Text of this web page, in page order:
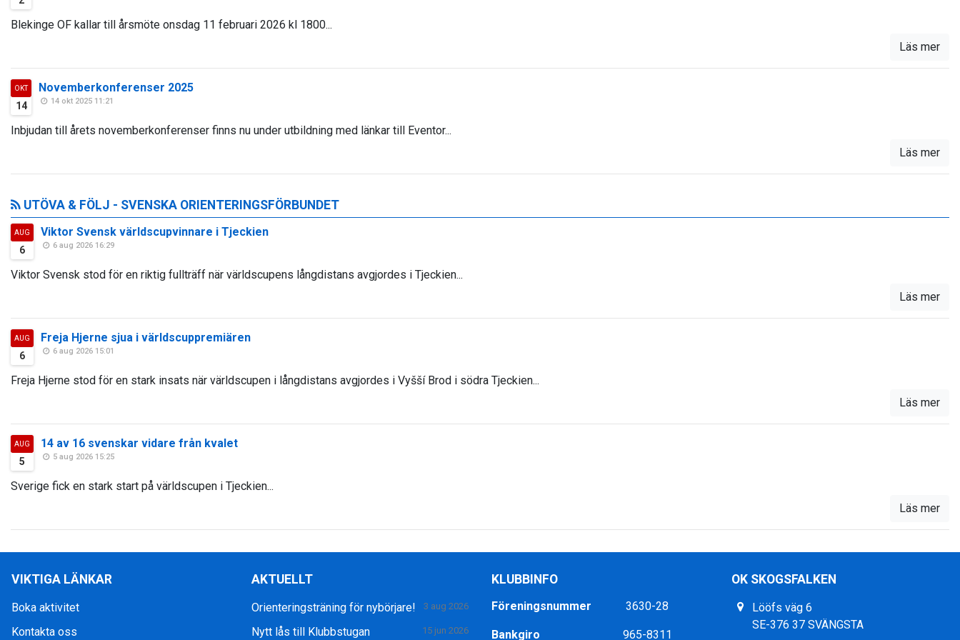
Blekinge OF kallar till årsmöte onsdag 11 februari 2026 kl 1800...
Läs mer
OKT
14
Novemberkonferenser 2025
14 okt 2025 11:21
Inbjudan till årets novemberkonferenser finns nu under utbildning med länkar till Eventor...
Läs mer
UTÖVA & FÖLJ - SVENSKA ORIENTERINGSFÖRBUNDET
AUG
6
Viktor Svensk världscupvinnare i Tjeckien
6 aug 2026 16:29
Viktor Svensk stod för en riktig fullträff när världscupens långdistans avgjordes i Tjeckien...
Läs mer
AUG
6
Freja Hjerne sjua i världscuppremiären
6 aug 2026 15:01
Freja Hjerne stod för en stark insats när världscupen i långdistans avgjordes i Vyšší Brod i södra Tjeckien...
Läs mer
AUG
5
14 av 16 svenskar vidare från kvalet
5 aug 2026 15:25
Sverige fick en stark start på världscupen i Tjeckien...
Läs mer
VIKTIGA LÄNKAR
Boka aktivitet
Kontakta oss
AKTUELLT
Orienteringsträning för nybörjare! 3 aug 2026
Nytt lås till Klubbstugan 15 jun 2026
KLUBBINFO
Föreningsnummer 3630-28
Bankgiro 965-8311
OK SKOGSFALKEN
Lööfs väg 6
SE-376 37 SVÄNGSTA